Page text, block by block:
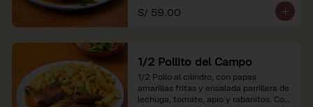
*Nuestros precios están expresados en
soles e incluyen impuestos de ley y
S/ 59.00
1/2 Pollito del Campo
1/2 Pollo al cilindro, con papas
amarillas fritas y ensalada parrillera de
lechuga, tomate, apio y rabanitos. Con